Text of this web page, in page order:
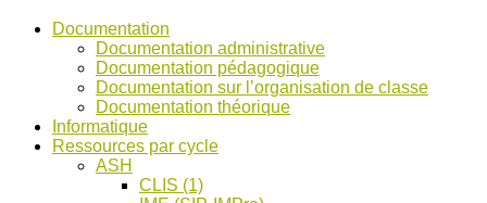
Bancs
d’Ecole
pour
discussions
Documentation
Documentation administrative
Documentation pédagogique
Documentation sur l’organisation de classe
Documentation théorique
Informatique
Ressources par cycle
ASH
CLIS (1)